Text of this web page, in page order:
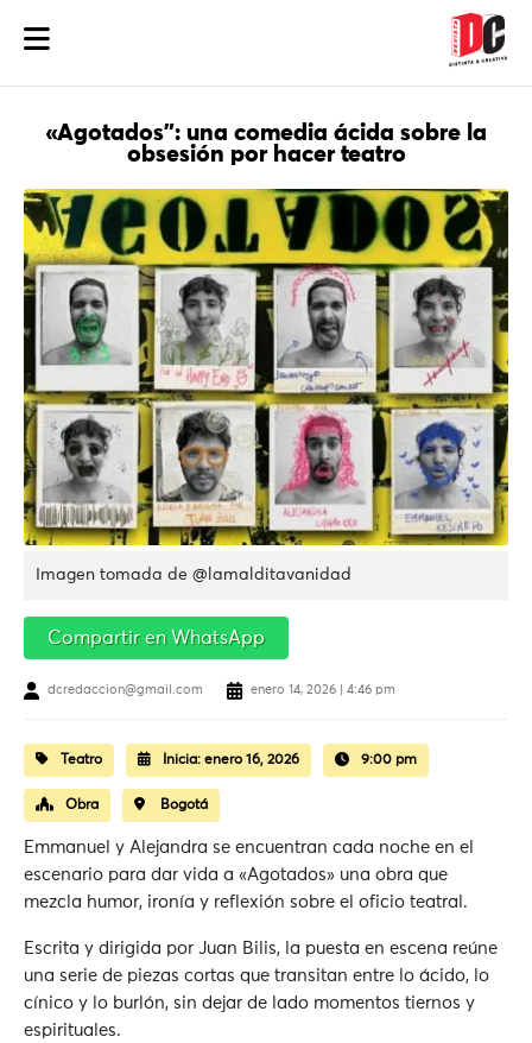
«Agotados”: una comedia ácida sobre la
obsesión por hacer teatro
Imagen tomada de @lamalditavanidad
Compartir en WhatsApp
dcredaccion@gmail.com enero 14, 2026 | 4:46 pm
Teatro Inicia: enero 16, 2026 9:00 pm
Obra Bogotá
Emmanuel y Alejandra se encuentran cada noche en el
escenario para dar vida a «Agotados» una obra que
mezcla humor, ironía y reflexión sobre el oficio teatral.
Escrita y dirigida por Juan Bilis, la puesta en escena reúne
una serie de piezas cortas que transitan entre lo ácido, lo
cínico y lo burlón, sin dejar de lado momentos tiernos y
espirituales.